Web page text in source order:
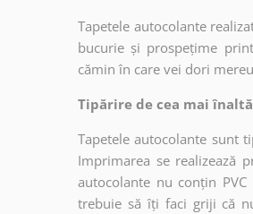
Tapetele autocolante
bucurie și prospețime
cămin în care vei dori
Tipărire de cea mai
Tapetele autocolante sunt
Imprimarea se realizează
autocolante nu conțin
trebuie să îți faci griji că